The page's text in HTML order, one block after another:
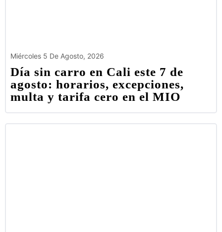
Miércoles 5 De Agosto, 2026
Día sin carro en Cali este 7 de
agosto: horarios, excepciones,
multa y tarifa cero en el MIO